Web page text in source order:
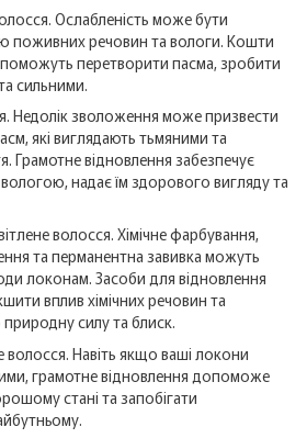
Ослабленість може бути
поживних речовин та вологи. Кошти
перетворити пасма, зробити
сильними.
Недолік зволоження може призвести
які виглядають тьмяними та
Грамотне відновлення забезпечує
надає їм здорового вигляду та
волосся. Хімічне фарбування,
та перманентна завивка можуть
локонам. Засоби для відновлення
вплив хімічних речовин та
силу та блиск.
Навіть якщо ваші локони
грамотне відновлення допоможе
стані та запобігати